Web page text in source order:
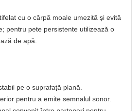
cu o cârpă moale umezită și evită
pentru pete persistente utilizează o
de apă.
pe o suprafață plană.
pentru a emite semnalul sonor.